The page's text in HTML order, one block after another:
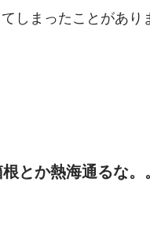
しまったことがあり
とか熱海通るな。